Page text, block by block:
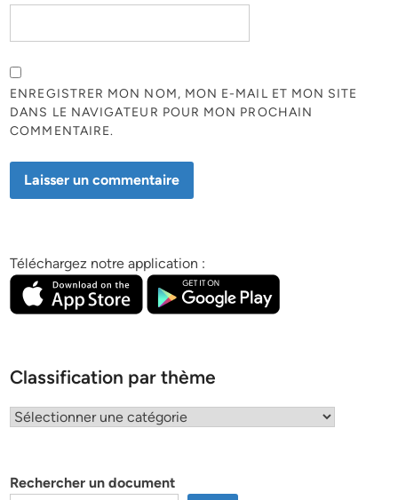
ENREGISTRER MON NOM, MON E-MAIL ET MON SITE
DANS LE NAVIGATEUR POUR MON PROCHAIN
COMMENTAIRE.
Téléchargez notre application :
Classification par thème
Classification
Rechercher un document